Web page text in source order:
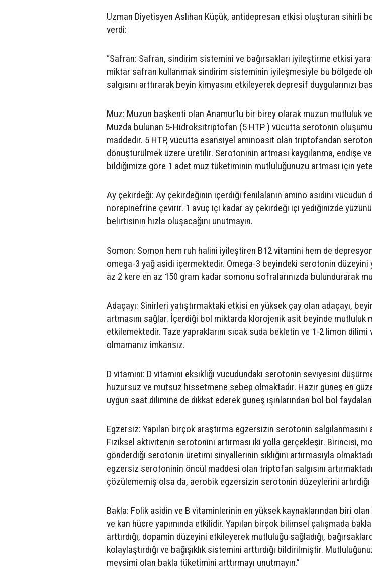
Uzman Diyetisyen Aslıhan Küçük, antidepresan etkisi oluşturan sihirli
verdi:
“Safran: Safran, sindirim sistemini ve bağırsakları iyileştirme etkisi
miktar safran kullanmak sindirim sisteminin iyileşmesiyle bu bölgede
salgısını arttırarak beyin kimyasını etkileyerek depresif duygularınızı
Muz: Muzun başkenti olan Anamur’lu bir birey olarak muzun mutluluk
Muzda bulunan 5-Hidroksitriptofan (5 HTP ) vücutta serotonin
maddedir. 5 HTP, vücutta esansiyel aminoasit olan triptofandan
dönüştürülmek üzere üretilir. Serotoninin artması kaygılanma, endişe
bildiğimize göre 1 adet muz tüketiminin mutluluğunuzu artması için
Ay çekirdeği: Ay çekirdeğinin içerdiği fenilalanin amino asidini vücudun
norepinefrine çevirir. 1 avuç içi kadar ay çekirdeği içi yediğinizde
belirtisinin hızla oluşacağını unutmayın.
Somon: Somon hem ruh halini iyileştiren B12 vitamini hem de
omega-3 yağ asidi içermektedir. Omega-3 beyindeki serotonin
az 2 kere en az 150 gram kadar somonu sofralarınızda bulundurarak
Adaçayı: Sinirleri yatıştırmaktaki etkisi en yüksek çay olan adaçayı,
artmasını sağlar. İçerdiği bol miktarda klorojenik asit beyinde mutluluk
etkilemektedir. Taze yapraklarını sıcak suda bekletin ve 1-2 limon
olmamanız imkansız.
D vitamini: D vitamini eksikliği vücudundaki serotonin seviyesini
huzursuz ve mutsuz hissetmene sebep olmaktadır. Hazır güneş en
uygun saat dilimine de dikkat ederek güneş ışınlarından bol bol
Egzersiz: Yapılan birçok araştırma egzersizin serotonin salgılanmasını
Fiziksel aktivitenin serotonini artırması iki yolla gerçekleşir. Birincisi,
gönderdiği serotonin üretimi sinyallerinin sıklığını artırmasıyla
egzersiz serotoninin öncül maddesi olan triptofan salgısını
çözülememiş olsa da, aerobik egzersizin serotonin düzeylerini artırdığı
Bakla: Folik asidin ve B vitaminlerinin en yüksek kaynaklarından biri
ve kan hücre yapımında etkilidir. Yapılan birçok bilimsel çalışmada
arttırdığı, dopamin düzeyini etkileyerek mutluluğu sağladığı,
kolaylaştırdığı ve bağışıklık sistemini arttırdığı bildirilmiştir.
mevsimi olan bakla tüketimini arttırmayı unutmayın.”